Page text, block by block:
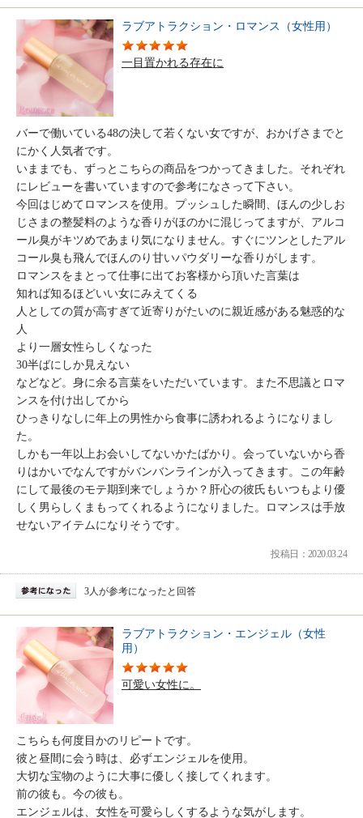
ラブアトラクション・ロマンス（女性用）
一目置かれる存在に
バーで働いている48の決して若くない女ですが、おかげさまでと
にかく人気者です。
いままでも、ずっとこちらの商品をつかってきました。それぞれ
にレビューを書いていますので参考になさって下さい。
今回はじめてロマンスを使用。プッシュした瞬間、ほんの少しお
じさまの整髪料のような香りがほのかに混じってますが、アルコ
ール臭がキツめであまり気になりません。すぐにツンとしたアル
コール臭も飛んでほんのり甘いパウダリーな香りがします。
ロマンスをまとって仕事に出てお客様から頂いた言葉は
知れば知るほどいい女にみえてくる
人としての質が高すぎて近寄りがたいのに親近感がある魅惑的な
人
より一層女性らしくなった
30半ばにしか見えない
などなど。身に余る言葉をいただいています。また不思議とロマ
ンスを付け出してから
ひっきりなしに年上の男性から食事に誘われるようになりまし
た。
しかも一年以上お会いしてないかたばかり。会っていないから香
りはかいでなんですがバンバンラインが入ってきます。この年齢
にして最後のモテ期到来でしょうか？肝心の彼氏もいつもより優
しく男らしくまもってくれるようになりました。ロマンスは手放
せないアイテムになりそうです。
投稿日：2020.03.24
3人が参考になったと回答
ラブアトラクション・エンジェル（女性
用）
可愛い女性に。
こちらも何度目かのリピートです。
彼と昼間に会う時は、必ずエンジェルを使用。
大切な宝物のように大事に優しく接してくれます。
前の彼も。今の彼も。
エンジェルは、女性を可愛らしくするような気がします。